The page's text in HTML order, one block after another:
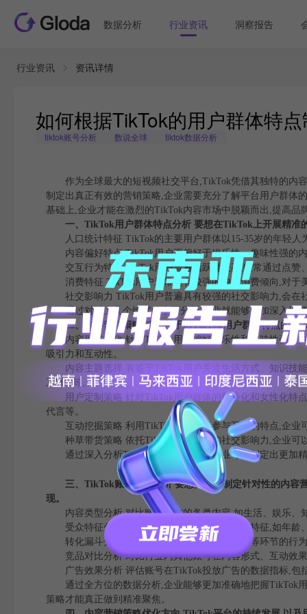
数据分析 行业资讯 洞察报告
行业资讯 资讯详情
如何根据TikTok的用户群体特
tiktok账号分析 数说全球 tiktok数据分析
作为全球最大的短视频社交平台,TikTok凭借其独特的内容
制定出真正有效的营销策略,企业需要充分了解平台用户群体
基础上,企业才能在激烈的TikTok内容市场中脱颖而出,提高品
一、TikTok用户群体特点分析 要想在TikTok上开展精准
人口统计特征 TikTok的主要用户群体以15-35岁的年轻人
内容偏好特点 TikTok用户更偏好于娱乐性、趣味性强的
交互行为特点 TikTok用户普遍活跃度较高,经常通过点赞
消费特征 TikTok用户通常具有较强的冲动消费倾向,对于
社交影响力 TikTok用户普遍具有较强的社交影响力,会在
通过对以上几个维度的全面分析,企业就能够更加深入地了
二、内容营销策略制定 基于对TikTok用户群体特点的深入
内容形式优化 针对TikTok用户偏好娱乐性和趣味性强的内
吸引力和互动性。
内容主题选择 有鉴于TikTok用户关注生活方式、知识技能
工DIY等。
用户定制策略 针对TikTok用户群体的年轻化和女性化特点
代言等。
互动挖掘策略 利用TikTok用户乐于参与互动的特点,企业
种草带货策略 依托TikTok用户较强的社交影响力,企业可
通过深入分析TikTok用户群体特点,企业可以制定出更加
三、TikTok账号数据分析 要想更好地制定针对性的内容
现。
内容类型分析 对比账号发布的各类内容,如生活、娱乐、
受众特征分析 全面分析账号粉丝的人口统计特征,如年龄
转化漏斗分析 追踪用户在浏览、加购、下单等环节的行
竞品对比分析 对比行业内其他账号在内容形式、互动效
广告效果分析 评估账号在TikTok投放广告的数据指标,包
通过全方位的数据分析,企业能够更加准确地把握TikTok用
策略才能真正做到精准聚焦。